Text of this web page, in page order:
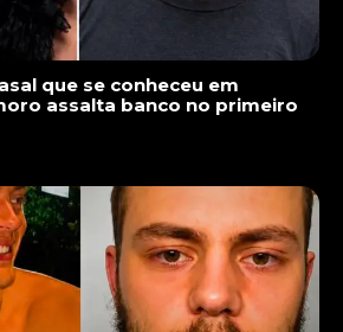
que se conheceu em
assalta banco no primeiro